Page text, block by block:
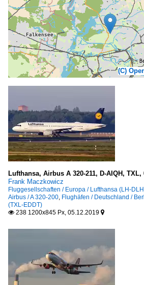
(C)
Lufthansa, Airbus A 320-211, D-AIQH, TXL,
Frank Maczkowicz
Fluggesellschaften / Europa / Lufthansa (LH-
Airbus / A 320-200, Flughäfen / Deutschland /
(TXL-EDDT)
 238 1200x845 Px, 05.12.2019 